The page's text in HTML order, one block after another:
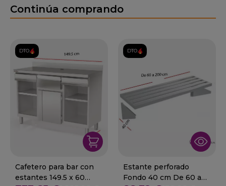
Continúa comprando
DTO.
Cafetero para bar con
estantes 149.5 x 60
DTO.
Estante perforado
Fondo 40 cm De 60 a